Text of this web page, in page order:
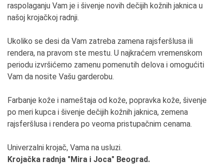
raspolaganju Vam je i šivenje novih dečijih kožnih jaknica u
našoj krojačkoj radnji.
Ukoliko se desi da Vam zatreba zamena rajsferšlusa ili
rendera, na pravom ste mestu. U najkraćem vremenskom
periodu izvršićemo zamenu pomenutih delova i omogućiti
Vam da nosite Vašu garderobu.
Farbanje kože i nameštaja od kože, popravka kože, šivenje
po meri kupca i šivenje dečijih kožnih jaknica, zemena
rajsferšlusa i rendera po veoma pristupačnim cenama.
Univerzalni krojač, Vama na usluzi.
Krojačka radnja "Mira i Joca" Beograd.